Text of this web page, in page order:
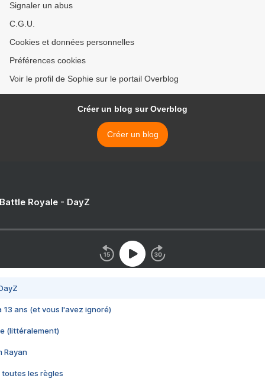
Signaler un abus
C.G.U.
Cookies et données personnelles
Préférences cookies
Voir le profil de Sophie sur le portail Overblog
Créer un blog sur Overblog
Créer un blog
Royale - DayZ
13 ans (et vous l'avez ignoré)
(littéralement)
Rayan
toutes les règles